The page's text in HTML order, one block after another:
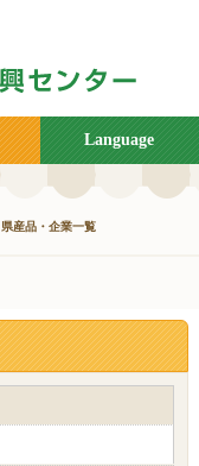
Language
県産品・企業一覧